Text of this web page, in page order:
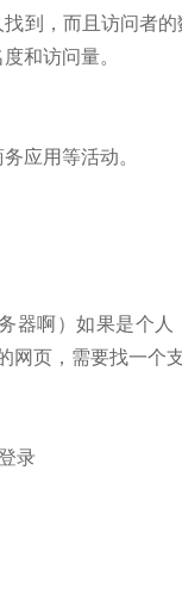
到，而且访问者
和访问量。
应用等活动。
器啊）如果是个
网页，需要找一个
录